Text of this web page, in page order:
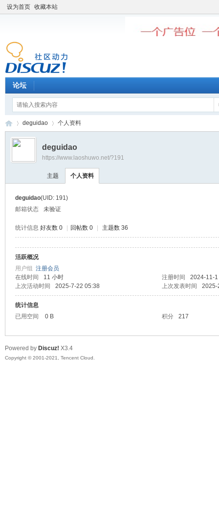
设为首页 收藏本站
论坛
窝
›
deguidao 个人资料
deguidao
https://www.laoshuwo.net/?191
主题 个人资料
deguidao(UID: 191)
邮箱状态
未验证
统计信息 好友数 0 回帖数 0 主题数 36
活跃概况
用户组 注册会员
在线时间
11 小时 注册时间
2024-11-
上次活动时间
2025-7-22 05:38 上次发表时间 2025-
统计信息
已用空间
0 B 积分 217
Powered by Discuz! X3.4
Copyright © 2001-2021, Tencent Cloud.